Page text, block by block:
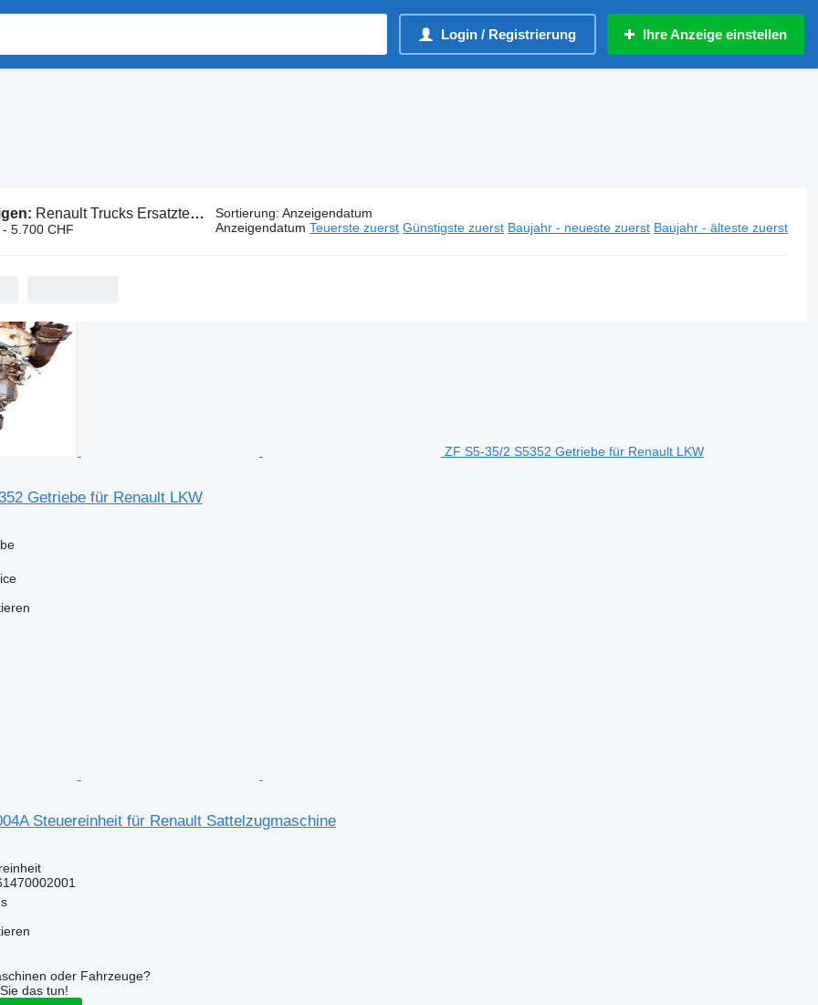
Login / Registrierung Ihre Anzeige einstellen
Renault Trucks Ersatzteile
5.700 CHF
Sortierung: Anzeigendatum
Anzeigendatum Teuerste zuerst Günstigste zuerst Baujahr - neueste zuerst Baujahr - älteste zuerst
ZF S5-35/2 S5352 Getriebe für Renault LKW
Getriebe für Renault LKW
Steuereinheit für Renault Sattelzugmaschine
oder Fahrzeuge?
das tun!